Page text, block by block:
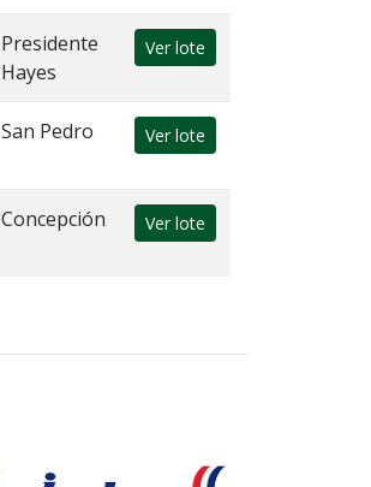
Presidente
Hayes
Ver lote
San Pedro Ver lote
Concepción Ver lote